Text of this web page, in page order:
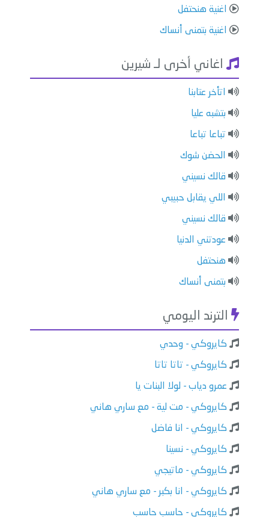
اغنية هنحتفل
اغنية بتمنى أنساك
اغاني أخرى لـ شيرين
اتأخر عتابنا
بتشبه عليا
تباعا تباعا
الحضن شوك
قالك نسيني
اللي يقابل حبيبي
قالك نسيني
عودتني الدنيا
هنحتفل
بتمنى أنساك
الترند اليومي
كايروكي - وحدي
كايروكي - تاتا تاتا
عمرو دياب - لولا البنات يا
كايروكي - مت لية - مع ساري هاني
كايروكي - انا فاضل
كايروكي - نسينا
كايروكي - ماتيجي
كايروكي - انا بكبر - مع ساري هاني
كايروكي - حاسب حاسب